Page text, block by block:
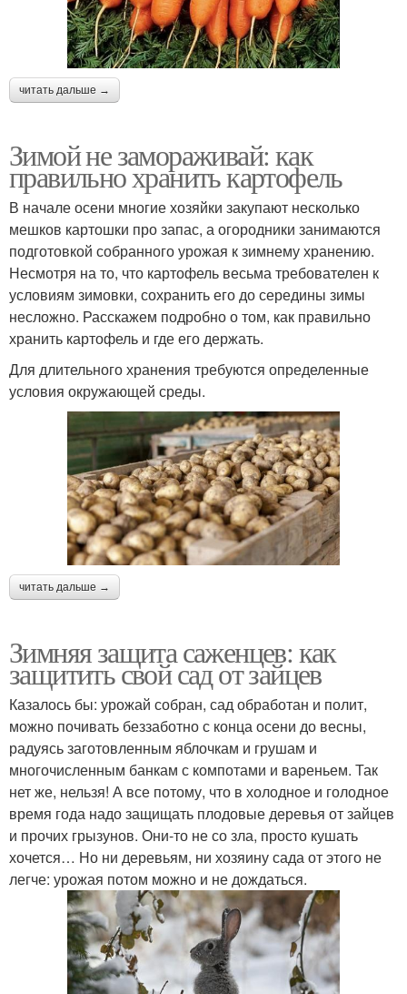
читать дальше →
Зимой не замораживай: как
правильно хранить картофель
В начале осени многие хозяйки закупают несколько
мешков картошки про запас, а огородники занимаются
подготовкой собранного урожая к зимнему хранению.
Несмотря на то, что картофель весьма требователен к
условиям зимовки, сохранить его до середины зимы
несложно. Расскажем подробно о том, как правильно
хранить картофель и где его держать.
Для длительного хранения требуются определенные
условия окружающей среды.
читать дальше →
Зимняя защита саженцев: как
защитить свой сад от зайцев
Казалось бы: урожай собран, сад обработан и полит,
можно почивать беззаботно с конца осени до весны,
радуясь заготовленным яблочкам и грушам и
многочисленным банкам с компотами и вареньем. Так
нет же, нельзя! А все потому, что в холодное и голодное
время года надо защищать плодовые деревья от зайцев
и прочих грызунов. Они-то не со зла, просто кушать
хочется… Но ни деревьям, ни хозяину сада от этого не
легче: урожая потом можно и не дождаться.